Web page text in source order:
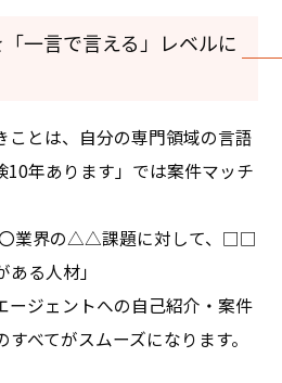
一言で言える」レベルに
ことは、自分の専門領域の言語
10年あります」では案件マッチ
〇業界の△△課題に対して、□□
る人材」
ージェントへの自己紹介・案件
べてがスムーズになります。